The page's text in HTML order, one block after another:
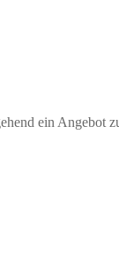
ein Angebot